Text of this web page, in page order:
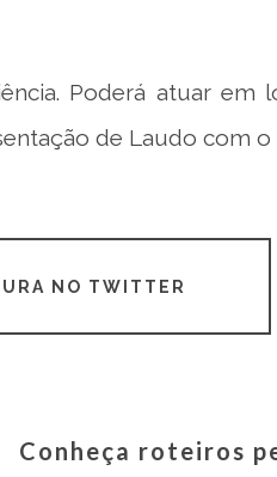
Poderá atuar em
de Laudo com o
NO TWITTER
Conheça roteiros